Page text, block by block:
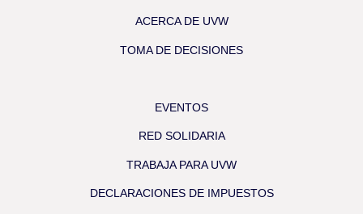
ACERCA DE UVW
TOMA DE DECISIONES
EVENTOS
RED SOLIDARIA
TRABAJA PARA UVW
DECLARACIONES DE IMPUESTOS